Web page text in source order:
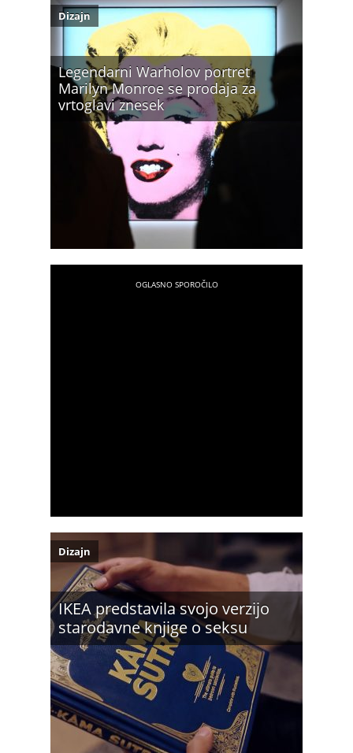
Legendarni Warholov portret
Marilyn Monroe se prodaja za
vrtoglavi znesek
Dizajn
IKEA predstavila svojo verzijo
starodavne knjige o seksu
Dizajn